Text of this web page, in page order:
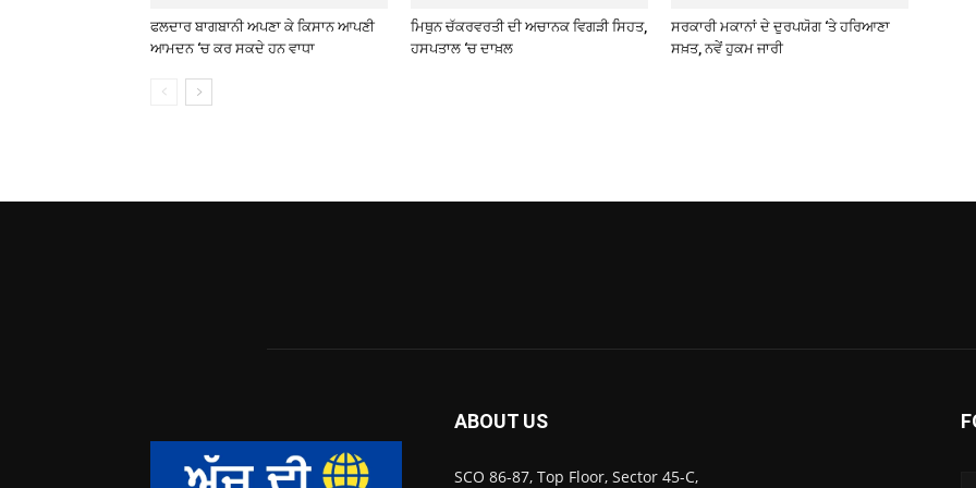
ਫਲਦਾਰ ਬਾਗਬਾਨੀ ਅਪਣਾ ਕੇ ਕਿਸਾਨ ਆਪਣੀ
ਆਮਦਨ ‘ਚ ਕਰ ਸਕਦੇ ਹਨ ਵਾਧਾ
ਮਿਥੁਨ ਚੱਕਰਵਰਤੀ ਦੀ ਅਚਾਨਕ ਵਿਗੜੀ ਸਿਹਤ,
ਹਸਪਤਾਲ ‘ਚ ਦਾਖ਼ਲ
ਸਰਕਾਰੀ ਮਕਾਨਾਂ ਦੇ ਦੁਰਪਯੋਗ ‘ਤੇ ਹਰਿਆਣਾ
ਸਖ਼ਤ, ਨਵੇਂ ਹੁਕਮ ਜਾਰੀ
ABOUT US
SCO 86-87, Top Floor, Sector 45-C,